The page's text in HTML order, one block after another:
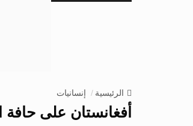
الرئيسية إنسانيات
أفغانستان على حافة